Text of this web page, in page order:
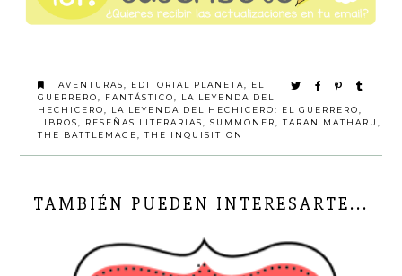
AVENTURAS, EDITORIAL PLANETA,
EL
GUERRERO, FANTÁSTICO,
LA LEYENDA DEL
HECHICERO, LA LEYENDA DEL HECHICERO: EL GUERRERO,
LIBROS, RESEÑAS LITERARIAS, SUMMONER, TARAN MATHARU,
THE BATTLEMAGE, THE INQUISITION
TAMBIÉN PUEDEN INTERESARTE...